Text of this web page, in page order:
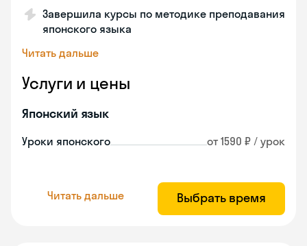
Завершила курсы по методике преподавания
японского языка
Читать дальше
Услуги и цены
Японский язык
Уроки японского от 1590 ₽ / урок
Читать дальше Выбрать время